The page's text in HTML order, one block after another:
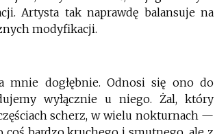
Artysta tak naprawdę balansuje na
modyfikacji.
mnie dogłębnie. Odnosi się ono do
wyłącznie u niego. Żal, który
scherz, w wielu nokturnach —